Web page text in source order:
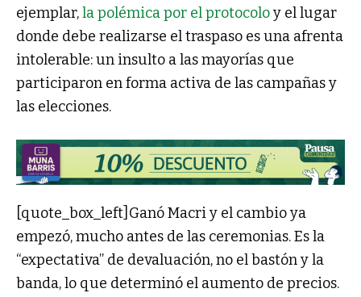
ejemplar,la polémica por el protocoloy el lugar
donde debe realizarse el traspaso es una afrenta
intolerable: un insulto a las mayorías que
participaron en forma activa de las campañas y
las elecciones.
[quote_box_left]Ganó Macri y el cambio ya
empezó, mucho antes de las ceremonias. Es la
“expectativa” de devaluación, no el bastón y la
banda, lo que determinó el aumento de precios.